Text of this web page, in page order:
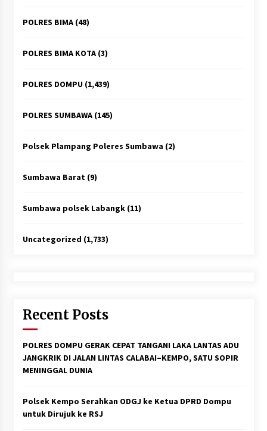
POLRES BIMA(48)
POLRES BIMA KOTA(3)
POLRES DOMPU(1,439)
POLRES SUMBAWA(145)
Polsek Plampang Poleres Sumbawa (2)
Sumbawa Barat(9)
Sumbawa polsek Labangk(11)
Uncategorized (1,733)
Recent Posts
POLRES DOMPU GERAK CEPAT TANGANI LAKA LANTAS ADU
JANGKRIK DI JALAN LINTAS CALABAI–KEMPO, SATU SOPIR
MENINGGAL DUNIA
Polsek Kempo Serahkan ODGJ ke Ketua DPRD Dompu
untuk Dirujuk ke RSJ